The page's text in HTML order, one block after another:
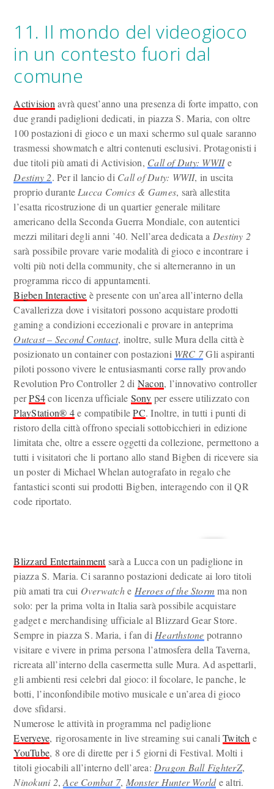
11. Il mondo del videogioco
in un contesto fuori dal
comune
Activision avrà quest’anno una presenza di forte impatto, con
due grandi padiglioni dedicati, in piazza S. Maria, con oltre
100 postazioni di gioco e un maxi schermo sul quale saranno
trasmessi showmatch e altri contenuti esclusivi. Protagonisti i
due titoli più amati di Activision, Call of Duty: WWIIe
Destiny 2. Per il lancio di Call of Duty: WWII, in uscita
proprio durante Lucca Comics & Games, sarà allestita
l’esatta ricostruzione di un quartier generale militare
americano della Seconda Guerra Mondiale, con autentici
mezzi militari degli anni ’40. Nell’area dedicata a Destiny 2
sarà possibile provare varie modalità di gioco e incontrare i
volti più noti della community, che si alterneranno in un
programma ricco di appuntamenti.
Bigben Interactive è presente con un’area all’interno della
Cavallerizza dove i visitatori possono acquistare prodotti
gaming a condizioni eccezionali e provare in anteprima
Outcast – Second Contact, inoltre, sulle Mura della città è
posizionato un container con postazioni WRC 7Gli aspiranti
piloti possono vivere le entusiasmanti corse rally provando
Revolution Pro Controller 2 di Nacon, l’innovativo controller
perPS4con licenza ufficiale Sony per essere utilizzato con
PlayStation® 4e compatibilePC. Inoltre, in tutti i punti di
ristoro della città offrono speciali sottobicchieri in edizione
limitata che, oltre a essere oggetti da collezione, permettono a
tutti i visitatori che li portano allo stand Bigben di ricevere sia
un poster di Michael Whelan autografato in regalo che
fantastici sconti sui prodotti Bigben, interagendo con il QR
code riportato.
Blizzard Entertainmentsarà a Lucca con un padiglione in
piazza S. Maria. Ci saranno postazioni dedicate ai loro titoli
più amati tra cui Overwatche Heroes of the Storm ma non
solo: per la prima volta in Italia sarà possibile acquistare
gadget e merchandising ufficiale al Blizzard Gear Store.
Sempre in piazza S. Maria, i fan di Hearthstone potranno
visitare e vivere in prima persona l’atmosfera della Taverna,
ricreata all’interno della casermetta sulle Mura. Ad aspettarli,
gli ambienti resi celebri dal gioco: il focolare, le panche, le
botti, l’inconfondibile motivo musicale e un’area di gioco
dove sfidarsi.
Numerose le attività in programma nel padiglione
Everyeye, rigorosamente in live streaming sui canaliTwitch e
YouTube, 8 ore di dirette per i 5 giorni di Festival. Molti i
titoli giocabili all’interno dell’area: Dragon Ball FighterZ,
Ninokuni 2,Ace Combat 7, Monster Hunter Worlde altri.